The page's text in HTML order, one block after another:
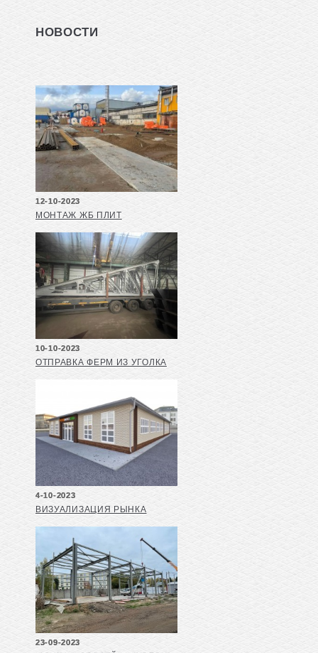
НОВОСТИ
12-10-2023
МОНТАЖ ЖБ ПЛИТ
10-10-2023
ОТПРАВКА ФЕРМ ИЗ УГОЛКА
4-10-2023
ВИЗУАЛИЗАЦИЯ РЫНКА
23-09-2023